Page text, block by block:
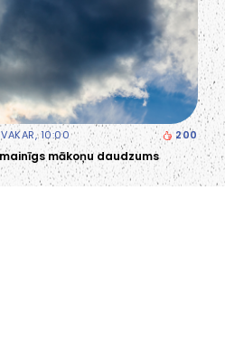
10:00 200
mākoņu daudzums